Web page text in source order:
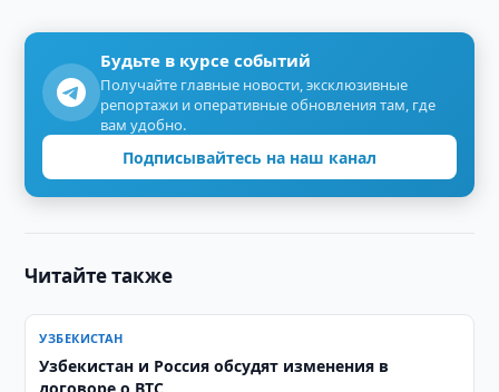
Будьте в курсе событий
Получайте главные новости, эксклюзивные
репортажи и оперативные обновления там, где
вам удобно.
Подписывайтесь на наш канал
Читайте также
УЗБЕКИСТАН
Узбекистан и Россия обсудят изменения в